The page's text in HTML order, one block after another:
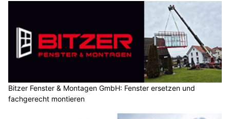
Bitzer Fenster & Montagen GmbH: Fenster ersetzen und
fachgerecht montieren